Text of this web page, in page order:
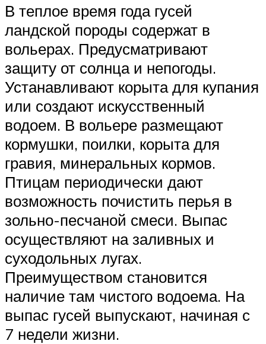
В теплое время года гусей
ландской породы содержат в
вольерах. Предусматривают
защиту от солнца и непогоды.
Устанавливают корыта для купания
или создают искусственный
водоем. В вольере размещают
кормушки, поилки, корыта для
гравия, минеральных кормов.
Птицам периодически дают
возможность почистить перья в
зольно-песчаной смеси. Выпас
осуществляют на заливных и
суходольных лугах.
Преимуществом становится
наличие там чистого водоема. На
выпас гусей выпускают, начиная с
7 недели жизни.